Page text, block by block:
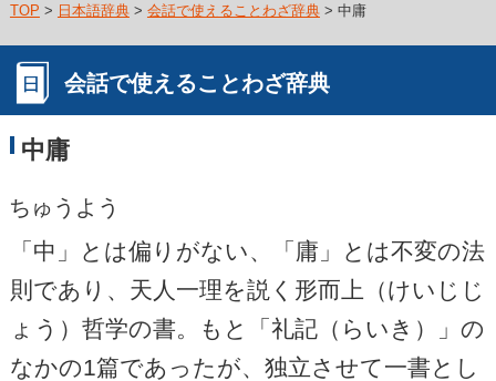
TOP > 日本語辞典> 会話で使えることわざ辞典> 中庸
会話で使えることわざ辞典
中庸
ちゅうよう
「中」とは偏りがない、「庸」とは不変の法
則であり、天人一理を説く形而上（けいじじ
ょう）哲学の書。もと「礼記（らいき）」の
なかの1篇であったが、独立させて一書とし